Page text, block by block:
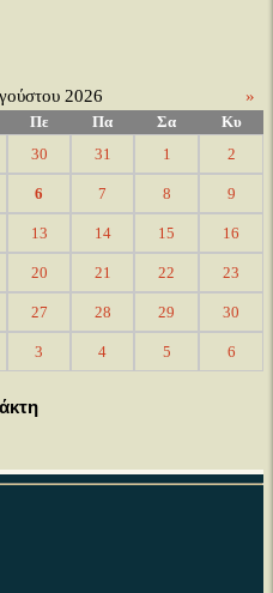
2026 »
Πε Πα Σα
Κυ
30 31 1 2
6 7 8 9
13 14 15 16
20 21 22 23
27 28 29 30
3 4 5 6